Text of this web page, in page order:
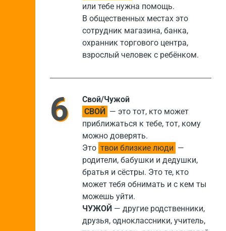
или тебе нужна помощь.
В общественных местах это
сотрудник магазина, банка,
охранник торгового центра,
взрослый человек с ребёнком.
Свой/Чужой
СВОЙ
— это тот, кто может
приближаться к тебе, тот, кому
можно доверять.
Это твои близкие люди —
родители, бабушки и дедушки,
братья и сёстры. Это те, кто
может тебя обнимать и с кем ты
можешь уйти.
ЧУЖОЙ — другие родственники,
друзья, одноклассники, учитель,